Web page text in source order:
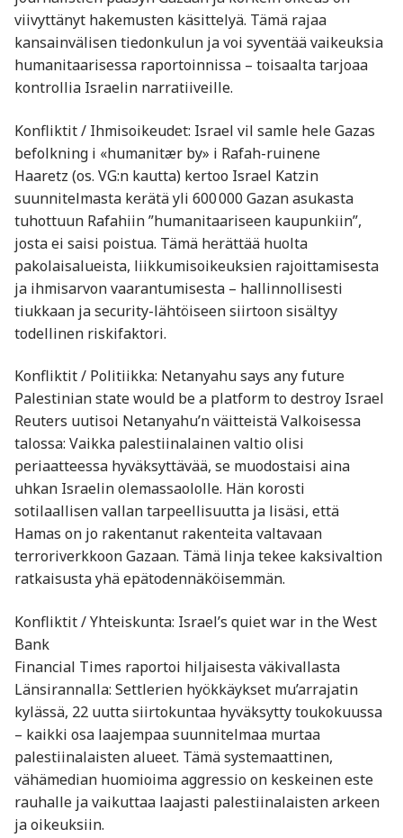
viivyttänyt hakemusten käsittelyä. Tämä rajaa
kansainvälisen tiedonkulun ja voi syventää vaikeuksia
humanitaarisessa raportoinnissa – toisaalta tarjoaa
kontrollia Israelin narratiiveille.
Konfliktit / Ihmisoikeudet: Israel vil samle hele Gazas
befolkning i «humanitær by» i Rafah-ruinene
Haaretz (os. VG:n kautta) kertoo Israel Katzin
suunnitelmasta kerätä yli 600 000 Gazan asukasta
tuhottuun Rafahiin ”humanitaariseen kaupunkiin”,
josta ei saisi poistua. Tämä herättää huolta
pakolaisalueista, liikkumisoikeuksien rajoittamisesta
ja ihmisarvon vaarantumisesta – hallinnollisesti
tiukkaan ja security-lähtöiseen siirtoon sisältyy
todellinen riskifaktori.
Konfliktit / Politiikka: Netanyahu says any future
Palestinian state would be a platform to destroy Israel
Reuters uutisoi Netanyahu’n väitteistä Valkoisessa
talossa: Vaikka palestiinalainen valtio olisi
periaatteessa hyväksyttävää, se muodostaisi aina
uhkan Israelin olemassaololle. Hän korosti
sotilaallisen vallan tarpeellisuutta ja lisäsi, että
Hamas on jo rakentanut rakenteita valtavaan
terroriverkkoon Gazaan. Tämä linja tekee kaksi­valtion
ratkaisusta yhä epätodennäköisemmän.
Konfliktit / Yhteiskunta: Israel’s quiet war in the West
Bank
Financial Times raportoi hiljaisesta väkivallasta
Länsirannalla: Settlerien hyökkäykset mu’arrajatin
kylässä, 22 uutta siirtokuntaa hyväksytty toukokuussa
– kaikki osa laajempaa suunnitelmaa murtaa
palestiinalaisten alueet. Tämä systemaattinen,
vähämedian huomioima aggressio on keskeinen este
rauhalle ja vaikuttaa laajasti palestiinalaisten arkeen
ja oikeuksiin.